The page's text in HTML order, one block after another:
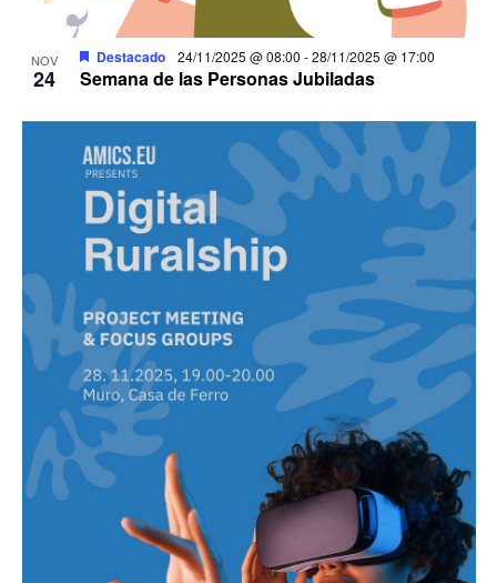
NOV
24 Semana de las Personas Jubiladas
Destacado 24/11/2025 @ 08:00 -28/11/2025 @ 17:00